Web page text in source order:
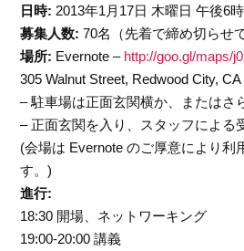
日時: 2013年1月17日 木曜日 午後6
募集人数:70名（先着で締め切らせ
場所: Evernote – http://goo.gl/maps/
305 Walnut Street, Redwood City, CA
– 駐車場は正面玄関横か、またはさ
– 正面玄関を入り、スタッフによる
(会場は Evernote のご厚意により利
す。)
進行:
18:30 開場、ネットワーキング
19:00-20:00 講義